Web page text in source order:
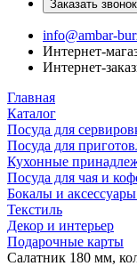
Заказать звонок
info@ambar-
Интернет-
Интернет-
Главная
Каталог
Посуда для
Посуда для
Кухонные
Посуда для чая и
Бокалы и аксессуары
Текстиль
Декор и интерьер
Подарочные карты
Салатник 180 мм,